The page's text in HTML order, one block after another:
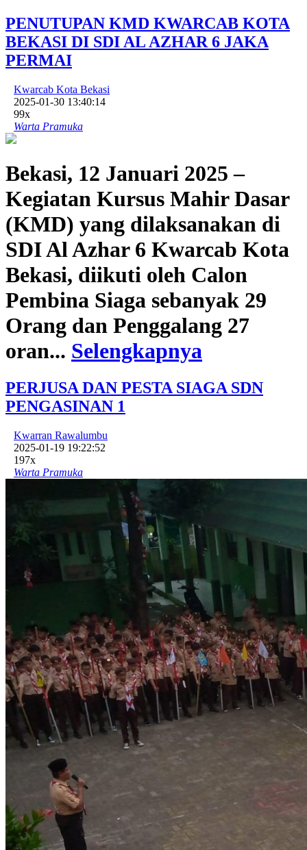
PENUTUPAN KMD KWARCAB KOTA
BEKASI DI SDI AL AZHAR 6 JAKA
PERMAI
Kwarcab Kota Bekasi
2025-01-30 13:40:14
99x
Warta Pramuka
Bekasi, 12 Januari 2025 –
Kegiatan Kursus Mahir Dasar
(KMD) yang dilaksanakan di
SDI Al Azhar 6 Kwarcab Kota
Bekasi, diikuti oleh Calon
Pembina Siaga sebanyak 29
Orang dan Penggalang 27
oran... Selengkapnya
PERJUSA DAN PESTA SIAGA SDN
PENGASINAN 1
Kwarran Rawalumbu
2025-01-19 19:22:52
197x
Warta Pramuka